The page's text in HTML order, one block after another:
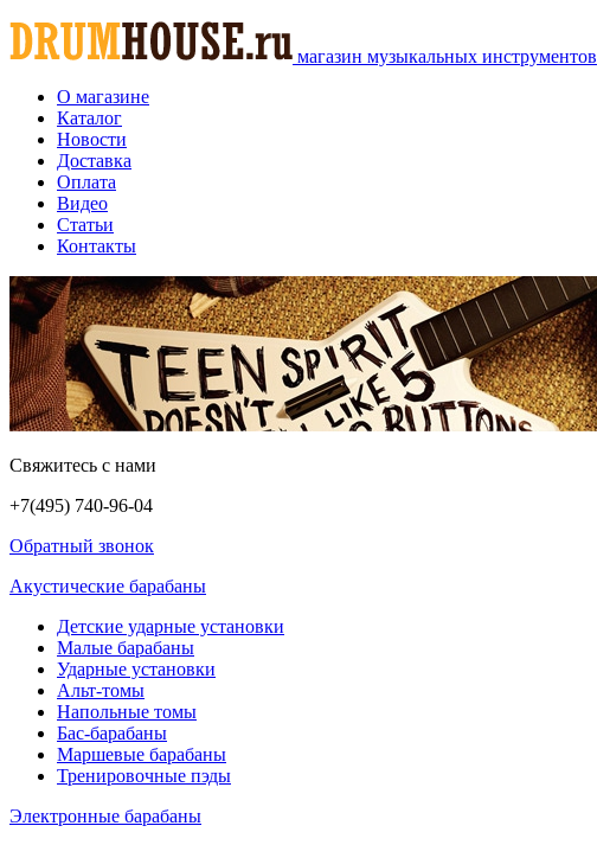
магазин музыкальных инструментов
О магазине
Каталог
Новости
Доставка
Оплата
Видео
Статьи
Контакты
Свяжитесь с нами
+7(495) 740-96-04
Обратный звонок
Акустические барабаны
Детские ударные установки
Малые барабаны
Ударные установки
Альт-томы
Напольные томы
Бас-барабаны
Маршевые барабаны
Тренировочные пэды
Электронные барабаны